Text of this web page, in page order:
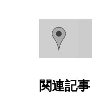
関連記事